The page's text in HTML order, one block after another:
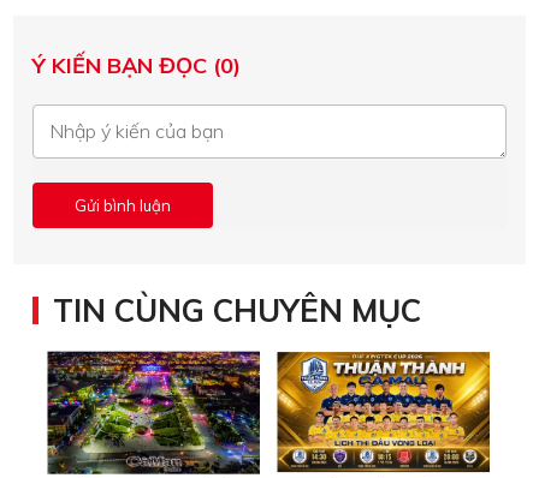
Ý KIẾN BẠN ĐỌC (0)
TIN CÙNG CHUYÊN MỤC